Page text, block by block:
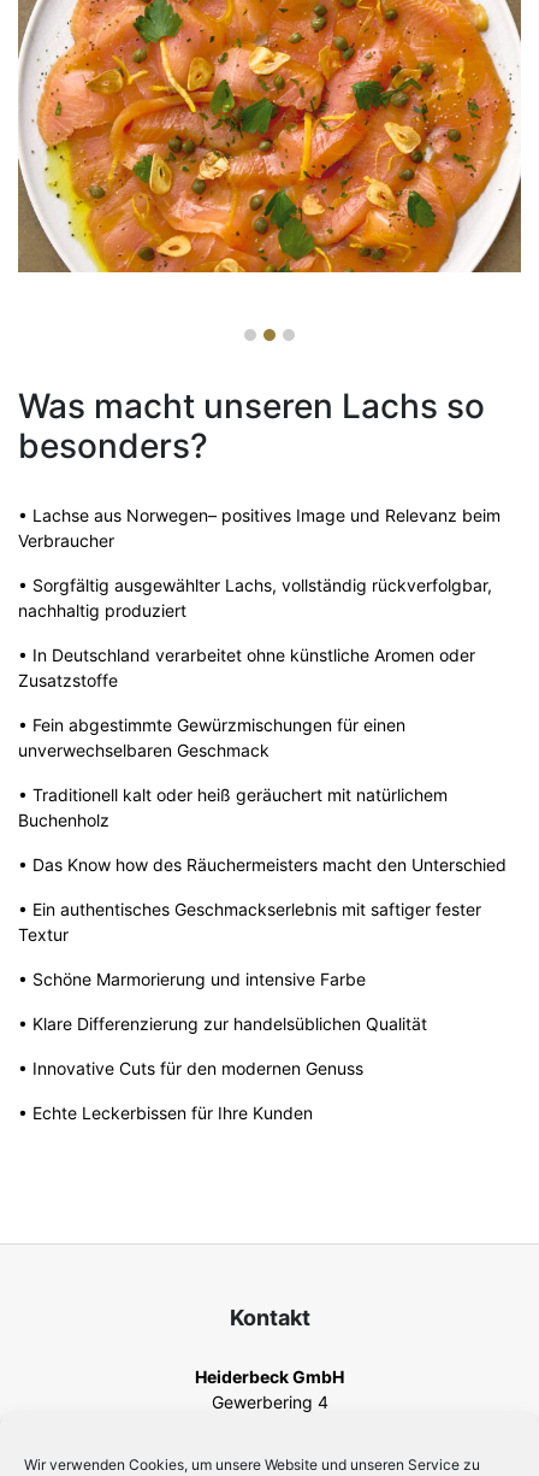
Wir verwenden Cookies, um unsere Website und unseren Service zu
Was macht unseren Lachs so
besonders?
• Lachse aus Norwegen– positives Image und Relevanz beim
Verbraucher
• Sorgfältig ausgewählter Lachs, vollständig rückverfolgbar,
nachhaltig produziert
• In Deutschland verarbeitet ohne künstliche Aromen oder
Zusatzstoffe
• Fein abgestimmte Gewürzmischungen für einen
unverwechselbaren Geschmack
• Traditionell kalt oder heiß geräuchert mit natürlichem
Buchenholz
• Das Know how des Räuchermeisters macht den Unterschied
• Ein authentisches Geschmackserlebnis mit saftiger fester
Textur
• Schöne Marmorierung und intensive Farbe
• Klare Differenzierung zur handelsüblichen Qualität
• Innovative Cuts für den modernen Genuss
• Echte Leckerbissen für Ihre Kunden
Kontakt
Heiderbeck GmbH
Gewerbering 4